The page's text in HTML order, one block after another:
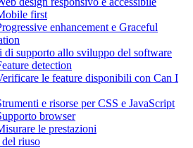
first
enhancement e Graceful
di supporto allo sviluppo del software
detection
le feature disponibili con Can I
e risorse per CSS e JavaScript
browser
le prestazioni
riuso